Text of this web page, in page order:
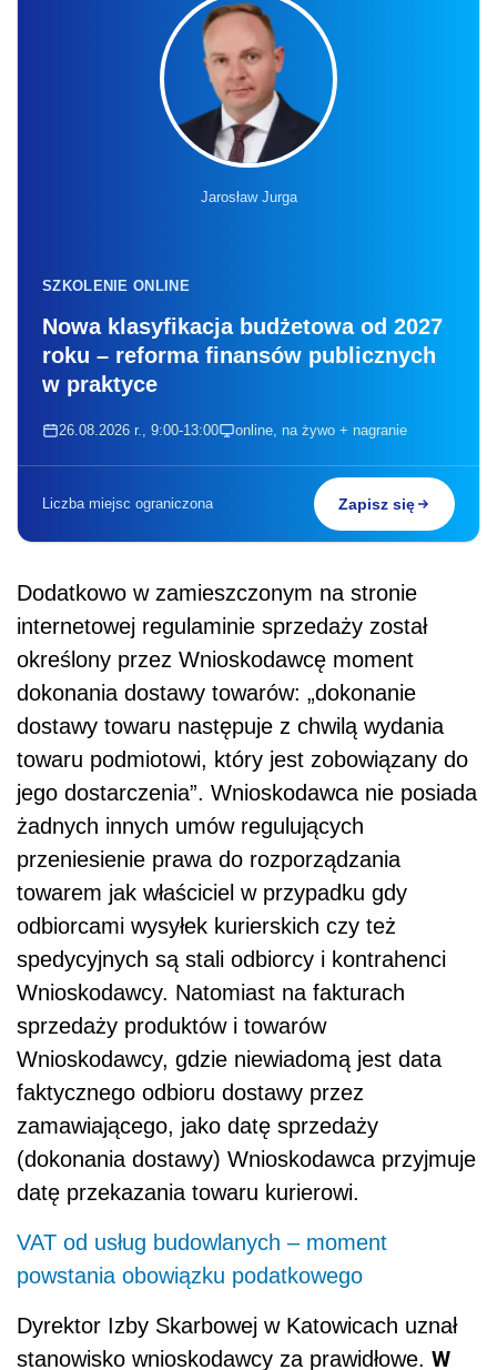
Jarosław Jurga
SZKOLENIE ONLINE
Nowa klasyfikacja budżetowa od 2027
roku – reforma finansów publicznych
w praktyce
26.08.2026 r., 9:00-13:00 online, na żywo + nagranie
Liczba miejsc ograniczona Zapisz się
Dodatkowo w zamieszczonym na stronie
internetowej regulaminie sprzedaży został
określony przez Wnioskodawcę moment
dokonania dostawy towarów: „dokonanie
dostawy towaru następuje z chwilą wydania
towaru podmiotowi, który jest zobowiązany do
jego dostarczenia”. Wnioskodawca nie posiada
żadnych innych umów regulujących
przeniesienie prawa do rozporządzania
towarem jak właściciel w przypadku gdy
odbiorcami wysyłek kurierskich czy też
spedycyjnych są stali odbiorcy i kontrahenci
Wnioskodawcy. Natomiast na fakturach
sprzedaży produktów i towarów
Wnioskodawcy, gdzie niewiadomą jest data
faktycznego odbioru dostawy przez
zamawiającego, jako datę sprzedaży
(dokonania dostawy) Wnioskodawca przyjmuje
datę przekazania towaru kurierowi.
VAT od usług budowlanych – moment
powstania obowiązku podatkowego
Dyrektor Izby Skarbowej w Katowicach uznał
stanowisko wnioskodawcy za prawidłowe. W